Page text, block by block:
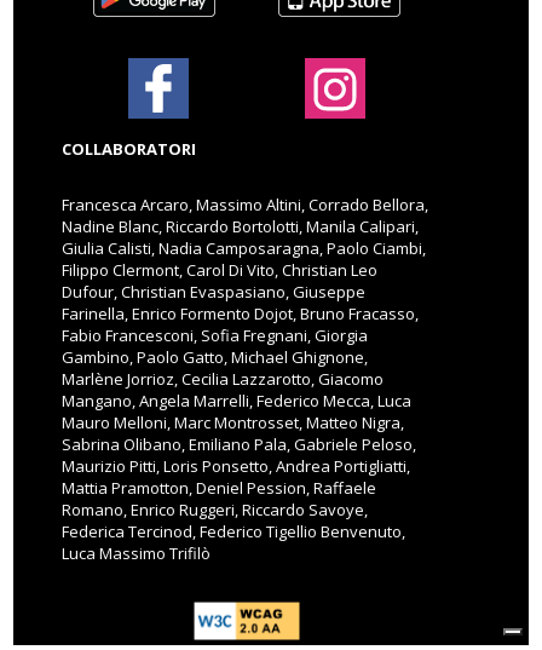
COLLABORATORI
Francesca Arcaro, Massimo Altini, Corrado Bellora,
Nadine Blanc, Riccardo Bortolotti, Manila Calipari,
Giulia Calisti, Nadia Camposaragna, Paolo Ciambi,
Filippo Clermont, Carol Di Vito, Christian Leo
Dufour, Christian Evaspasiano, Giuseppe
Farinella, Enrico Formento Dojot, Bruno Fracasso,
Fabio Francesconi, Sofia Fregnani, Giorgia
Gambino, Paolo Gatto, Michael Ghignone,
Marlène Jorrioz, Cecilia Lazzarotto, Giacomo
Mangano, Angela Marrelli, Federico Mecca, Luca
Mauro Melloni, Marc Montrosset, Matteo Nigra,
Sabrina Olibano, Emiliano Pala, Gabriele Peloso,
Maurizio Pitti, Loris Ponsetto, Andrea Portigliatti,
Mattia Pramotton, Deniel Pession, Raffaele
Romano, Enrico Ruggeri, Riccardo Savoye,
Federica Tercinod, Federico Tigellio Benvenuto,
Luca Massimo Trifilò